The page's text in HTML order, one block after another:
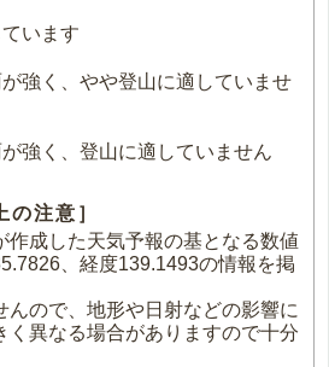
います
強く、やや登山に適していませ
強く、登山に適していません
の注意］
作成した天気予報の基となる数値
、経度139.1493の情報を掲
んので、地形や日射などの影響に
く異なる場合がありますので十分